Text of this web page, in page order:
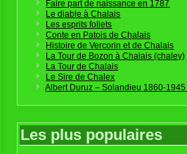
Faire part de naissance en 1787
Le diable à Chalais
Les esprits follets
Conte en Patois de Chalais
Histoire de Vercorin et de Chalais
La Tour de Bozon à Chalais (chaley)
La Tour de Chalais
Le Sire de Chalex
Albert Duruz – Solandieu 1860-1945
Les plus populaires